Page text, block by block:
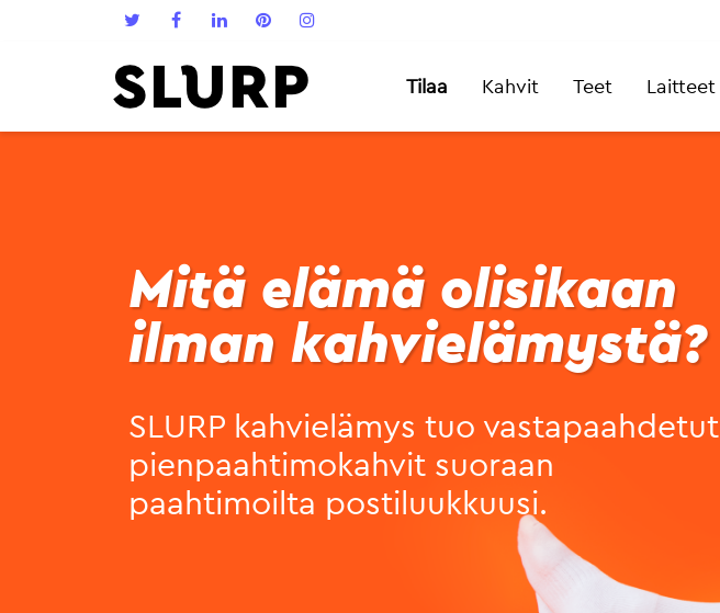
Tilaa Kahvit Teet Laitteet
Mitä elämä olisikaan
ilman kahvielämystä?
SLURP kahvielämys tuo vastapaahdetut
pienpaahtimokahvit suoraan
paahtimoilta postiluukkuusi.